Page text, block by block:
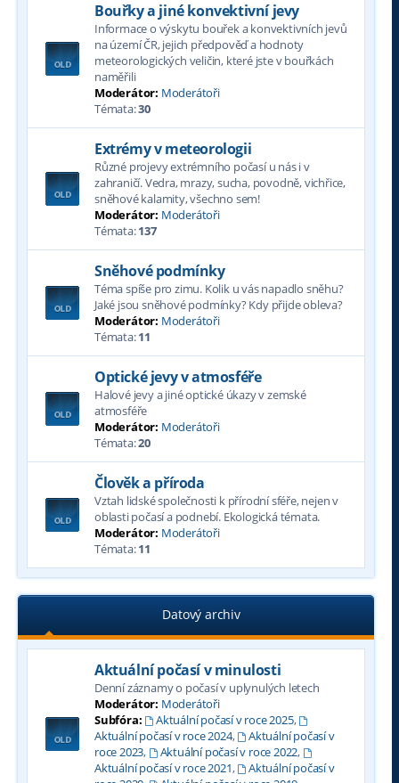
Bouřky a jiné konvektivní jevy
Informace o výskytu bouřek a konvektivních jevů
na území ČR, jejich předpověď a hodnoty
meteorologických veličin, které jste v bouřkách
naměřili
Moderátor: Moderátoři
Témata:30
Extrémy v meteorologii
Různé projevy extrémního počasí u nás i v
zahraničí. Vedra, mrazy, sucha, povodně, vichřice,
sněhové kalamity, všechno sem!
Moderátor: Moderátoři
Témata:137
Sněhové podmínky
Téma spíše pro zimu. Kolik u vás napadlo sněhu?
Jaké jsou sněhové podmínky? Kdy přijde obleva?
Moderátor: Moderátoři
Témata:11
Optické jevy v atmosféře
Halové jevy a jiné optické úkazy v zemské
atmosféře
Moderátor: Moderátoři
Témata:20
Člověk a příroda
Vztah lidské společnosti k přírodní sféře, nejen v
oblasti počasí a podnebí. Ekologická témata.
Moderátor: Moderátoři
Témata:11
Datový archiv
Aktuální počasí v minulosti
Denní záznamy o počasí v uplynulých letech
Moderátor: Moderátoři
Subfóra:
Aktuální počasí v roce 2025,
Aktuální počasí v roce 2024,
Aktuální počasí v
roce 2023, Aktuální počasí v roce 2022,
Aktuální počasí v roce 2021,
Aktuální počasí v